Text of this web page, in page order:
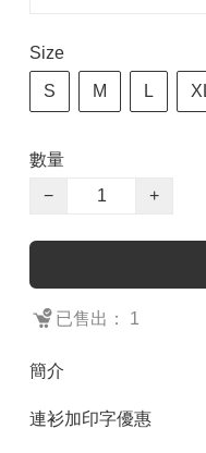
Size
S M L
數量
−
+
已售出： 1
簡介
連衫加印字優惠